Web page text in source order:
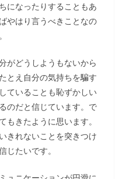
になったりすることもあ
やはり言うべきことなの
がどうしようもないから
とえ自分の気持ちを騙す
ていることも恥ずかしい
のだと信じています。で
きたように思います。
きれないことを突きつけ
たいです。